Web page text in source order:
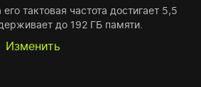
тактовая частота достигает 5,5
до 192 ГБ памяти.
Изменить